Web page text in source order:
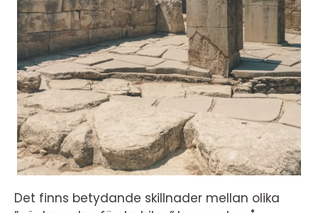
Det finns betydande skillnader mellan olika